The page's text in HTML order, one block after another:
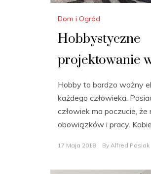
Dom i Ogród
Hobbystyczne
projektowanie
Hobby to bardzo ważny
każdego człowieka.
człowiek ma poczucie,
obowiązków i pracy.
17 Maja 2018 By Alfred Pasiak